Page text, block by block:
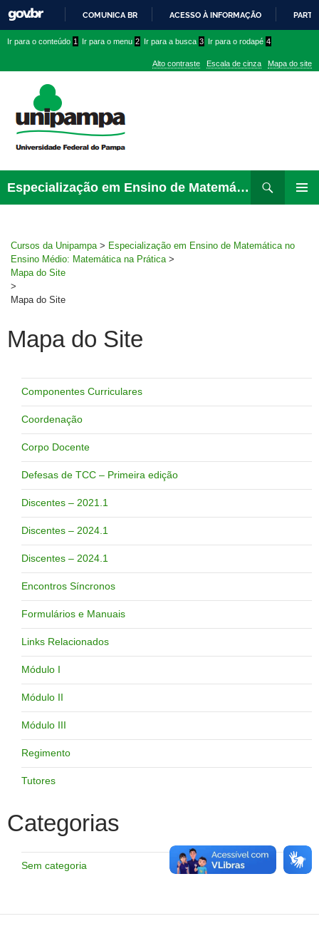
PARA
CONTEÚDO
COMUNICA BR ACESSO À INFORMAÇÃO
conteúdo
menu
superior
menu
Ir para o conteúdo 1 Ir para o menu 2 Ir para a busca 3 Ir para o rodapé 4
Alto contraste Escala de cinza Mapa do site
Especialização em Ensino de Matemática no Ensino Médio: Matemática na Prática
para
Cursos da Unipampa > Especialização em Ensino de Matemática no
Ensino Médio: Matemática na Prática >
Mapa do Site
>
Mapa do Site
Mapa do Site
Componentes Curriculares
Coordenação
Corpo Docente
Defesas de TCC – Primeira edição
Discentes – 2021.1
Discentes – 2024.1
Discentes – 2024.1
Encontros Síncronos
Formulários e Manuais
Links Relacionados
Módulo I
Módulo II
Módulo III
Regimento
Tutores
Categorias
Sem categoria